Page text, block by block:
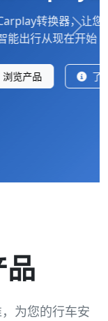
苹果Carplay功
下一
为您的行车安